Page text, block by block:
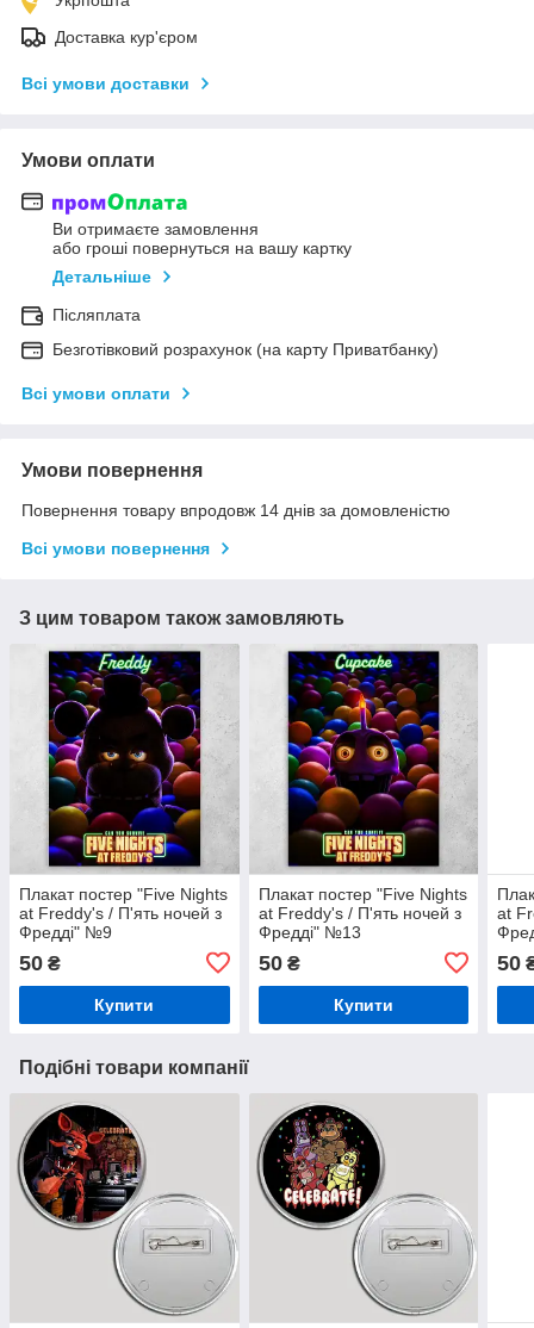
Доставка кур'єром
Всі умови доставки
Умови оплати
Ви отримаєте замовлення
або гроші повернуться на вашу картку
Детальніше
Післяплата
Безготівковий розрахунок (на карту Приватбанку)
Всі умови оплати
Умови повернення
Повернення товару впродовж 14 днів за домовленістю
Всі умови повернення
З цим товаром також замовляють
Плакат постер "Five Nights
at Freddy's / П'ять ночей з
Фредді" №9
50 ₴
Купити
Плакат постер "Five Nights
at Freddy's / П'ять ночей з
Фредді" №13
50₴
Купити
at
50
Подібні товари компанії